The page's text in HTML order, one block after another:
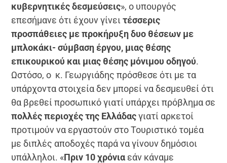
κυβερνητικές δεσμεύσεις», ο υπουργός
επεσήμανε ότι έχουν γίνει τέσσερις
προσπάθειες με προκήρυξη δυο θέσεων με
μπλοκάκι- σύμβαση έργου, μιας θέσης
επικουρικού και μιας θέσης μόνιμου οδηγού.
Ωστόσο, ο κ. Γεωργιάδης πρόσθεσε ότι με τα
υπάρχοντα στοιχεία δεν μπορεί να δεσμευθεί ότι
θα βρεθεί προσωπικό γιατί υπάρχει πρόβλημα σε
πολλές περιοχές της Ελλάδαςγιατί αρκετοί
προτιμούν να εργαστούν στο Τουριστικό τομέα
με διπλές αποδοχές παρά να γίνουν δημόσιοι
υπάλληλοι. «Πριν 10 χρόνια εάν κάναμε